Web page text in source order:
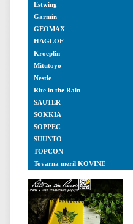
Estwing
Garmin
GEOMAX
HAGLOF
Kroeplin
Mitutoyo
Nestle
Rite in the Rain
SAUTER
SOKKIA
SOPPEC
SUUNTO
TOPCON
Tovarna meril KOVINE